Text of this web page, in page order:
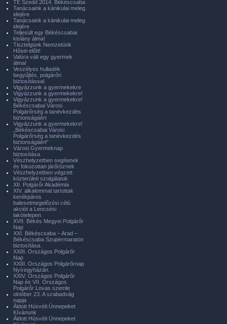
TE Szedd 2014. Békéscsaba
Tanácsaink a kánikulai meleg
idejére
Tanácsaink a kánikulai meleg
idejére
Teljesült egy Békéscsabai
kislány álma!
Tisztelgünk Nemzetünk
Hősei előtt!
Valóra vált egy gyermek
álma!
Veszélyes hulladék
begyűjtés, polgárőri
biztosítással.
Vigyázzunk a gyermekekre
Vigyázzunk a gyermekekre!
Vigyázzunk a gyermekekre!
Békéscsabai Városi
Polgárőrség a tanévkezdés
biztonságáért
Vigyázzunk a gyermekekre!
„Békéscsabai Városi
Polgárőrség a tanévkezdés
biztonságáért”
Városi Gyermeknap
biztosítása.
Vészhelyzetben segítenek
és fokozottan járőröznek
Vészhelyzetben végzett
közterületi szolgálatok
XII. Polgárőr Akadémia
XIV. alkalommal tartottak
kerékpáros
balesetmegelőzési célú
akciót a Lencsési
lakótelepen.
XVII. Békés Megyei Polgárőr
Nap
XXI. Békéscsaba – Arad –
Békéscsaba Szupermaraton
biztosítása.
XXIII. Országos Polgárőr
Nap
XXIII. Országos Polgárőrnap
Nyíregyházán.
XXIV. Országos Polgárőr
Nap és VII. Országos
Polgárőr Lovas szemle
október 23. A szabadság
napja
Áldott Húsvéti Ünnepeket
Kívánunk
Áldott Húsvéti Ünnepeket